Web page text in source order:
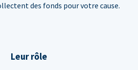
des fonds pour votre cause.
Leur rôle